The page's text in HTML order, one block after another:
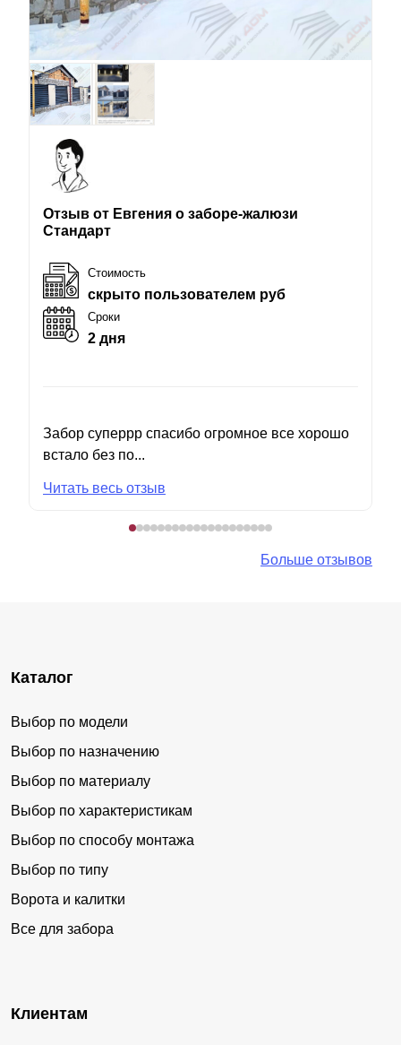
Отзыв от Евгения о заборе-жалюзи
Стандарт
Стоимость
скрыто пользователем руб
Сроки
2 дня
Забор суперрр спасибо огромное все хорошо
встало без по...
Читать весь отзыв
Больше отзывов
Каталог
Выбор по модели
Выбор по назначению
Выбор по материалу
Выбор по характеристикам
Выбор по способу монтажа
Выбор по типу
Ворота и калитки
Все для забора
Клиентам